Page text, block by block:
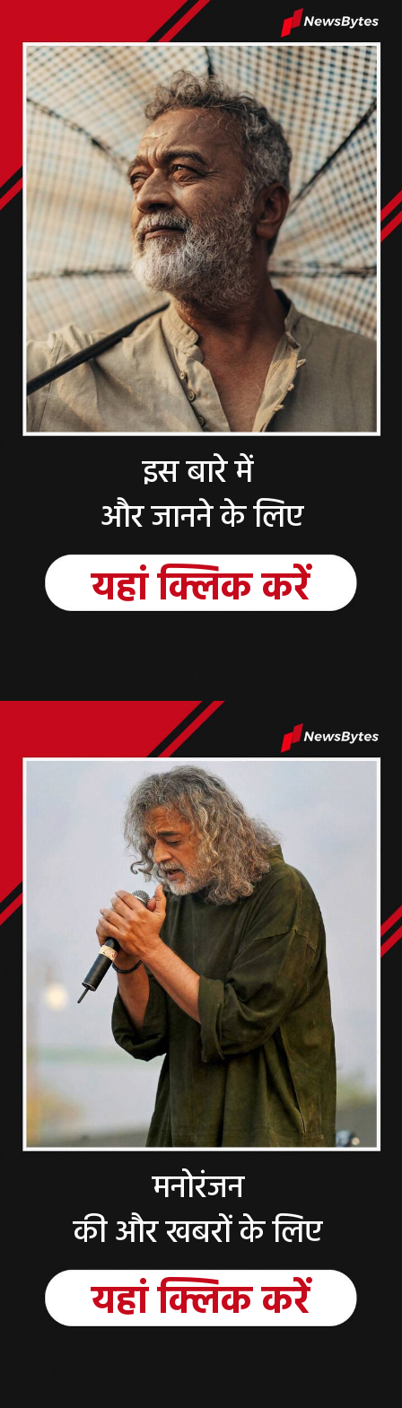
इस बारे में
और जानने के लिए
यहां क्लिक करें
मनोरंजन
की और खबरों के लिए
यहांक्लिककरें